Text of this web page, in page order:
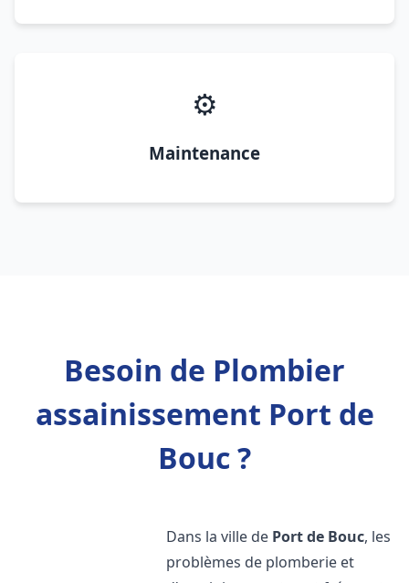
⚙️
Maintenance
Besoin de Plombier
assainissement Port de
Bouc ?
Dans la ville de Port de Bouc, les
problèmes de plomberie et